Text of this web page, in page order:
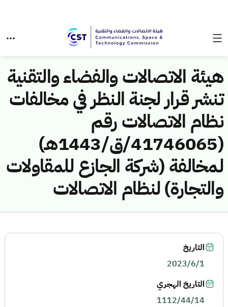
هيئة الاتصالات والفضاء والتقنية
تنشر قرار لجنة النظر في مخالفات
نظام الاتصالات رقم
(41746065/ق/1443هـ)
لمخالفة (شركة الجازع للمقاولات
والتجارة) لنظام الاتصالات
التاريخ
2023/6/1
التاريخ الهجري
1112/44/14